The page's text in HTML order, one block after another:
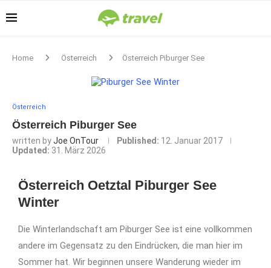
Home Österreich Österreich Piburger See
Österreich
Österreich Piburger See
written byJoe OnTour Published: 12. Januar 2017
Updated: 31. März 2026
Österreich Oetztal Piburger See
Winter
Die Winterlandschaft am Piburger See ist eine vollkommen
andere im Gegensatz zu den Eindrücken, die man hier im
Sommer hat. Wir beginnen unsere Wanderung wieder im